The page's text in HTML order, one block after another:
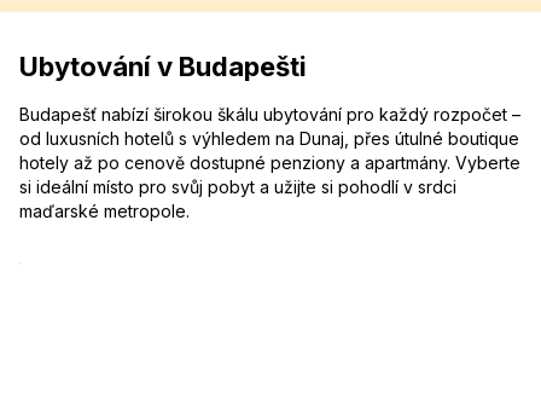
Ubytování v Budapešti
Budapešť nabízí širokou škálu ubytování pro každý rozpočet –
od luxusních hotelů s výhledem na Dunaj, přes útulné boutique
hotely až po cenově dostupné penziony a apartmány. Vyberte
si ideální místo pro svůj pobyt a užijte si pohodlí v srdci
maďarské metropole.